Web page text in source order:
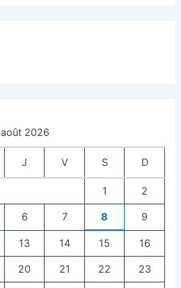
août 2026
J V S D
1 2
6 7 8 9
13 14 15 16
20 21 22 23